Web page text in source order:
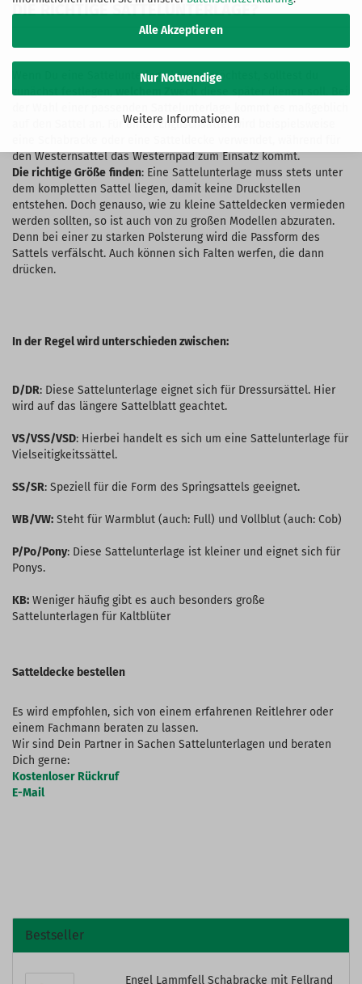
Alle Akzeptieren
Nur Notwendige
Weitere Informationen
DIE RICHTIGE SATTELUNTERLAGE?
Wenn Du eine Sattelunterlage kaufen möchtest, solltest du
zunächst festlegen,
auf den Sattel an. Für einen Englischsattel wird beispielsweise
den Westernsattel das Westernpad zum Einsatz kommt.
Die richtige Größe finden: Eine Sattelunterlage muss stets unter
dem kompletten Sattel liegen, damit keine Druckstellen
entstehen. Doch genauso, wie zu kleine Satteldecken vermieden
werden sollten, so ist auch von zu großen Modellen abzuraten.
Denn bei einer zu starken Polsterung wird die Passform des
Sattels verfälscht. Auch können sich Falten werfen, die dann
drücken.
In der Regel wird unterschieden zwischen:
D/DR: Diese Sattelunterlage eignet sich für Dressursättel. Hier
wird auf das längere Sattelblatt geachtet.
VS/VSS/VSD: Hierbei handelt es sich um eine Sattelunterlage für
Vielseitigkeitssättel.
SS/SR: Speziell für die Form des Springsattels geeignet.
WB/VW: Steht für Warmblut (auch: Full) und Vollblut (auch: Cob)
P/Po/Pony: Diese Sattelunterlage ist kleiner und eignet sich für
Ponys.
KB: Weniger häufig gibt es auch besonders große
Sattelunterlagen für Kaltblüter
Satteldecke bestellen
Es wird empfohlen, sich von einem erfahrenen Reitlehrer oder
einem Fachmann beraten zu lassen.
Wir sind Dein Partner in Sachen Sattelunterlagen und beraten
Dich gerne:
Kostenloser Rückruf
E-Mail
Bestseller
Engel Lammfell Schabracke mit Fellrand